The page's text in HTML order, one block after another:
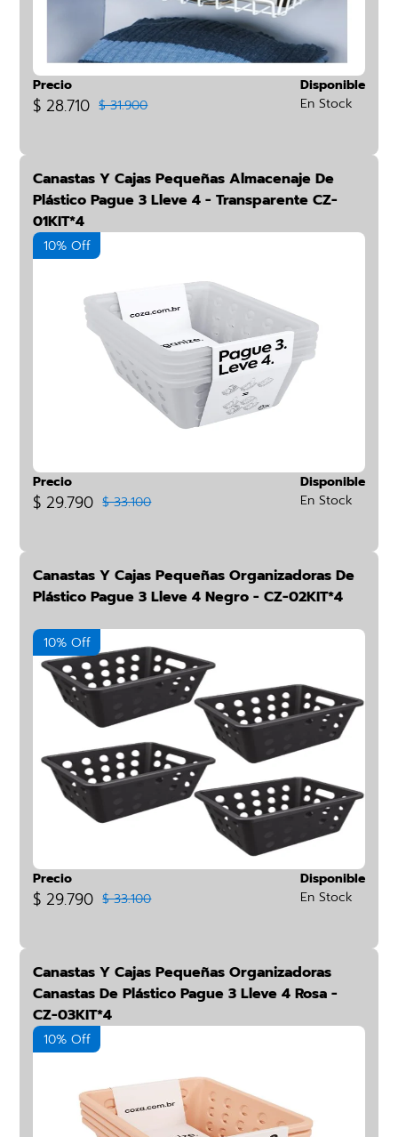
Precio
$ 28.710 $ 31.900
Disponible
En Stock
Canastas Y Cajas Pequeñas Almacenaje De
Plástico Pague 3 Lleve 4 - Transparente CZ-
01KIT*4
10% Off
Precio
$ 29.790 $ 33.100
Disponible
En Stock
Canastas Y Cajas Pequeñas Organizadoras De
Plástico Pague 3 Lleve 4 Negro - CZ-02KIT*4
10% Off
Precio
$ 29.790 $ 33.100
Disponible
En Stock
Canastas Y Cajas Pequeñas Organizadoras
Canastas De Plástico Pague 3 Lleve 4 Rosa -
CZ-03KIT*4
10% Off